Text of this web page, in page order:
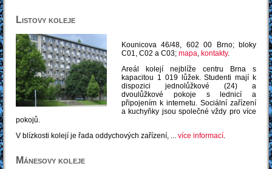
Listovy koleje
Kounicova 46/48, 602 00 Brno; bloky
C01, C02 a C03; mapa kontakty.
Areál kolejí nejblíže centru Brna s
kapacitou 1 019 lůžek. Studenti mají k
dispozici jednolůžkové (24) a
dvoulůžkové pokoje s lednicí a
připojením k internetu. Sociální zařízení
a kuchyňky jsou společné vždy pro více
pokojů.
V blízkosti kolejí je řada oddychových zařízení, ... více informací
Mánesovy koleje